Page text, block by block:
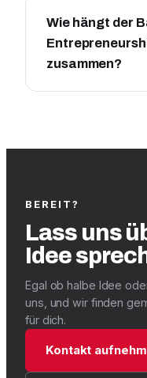
Wie hängt der
zusammen?
BEREIT?
Lass uns
Idee
Egal ob halbe Idee
uns, und wir finden
für dich.
Kontakt